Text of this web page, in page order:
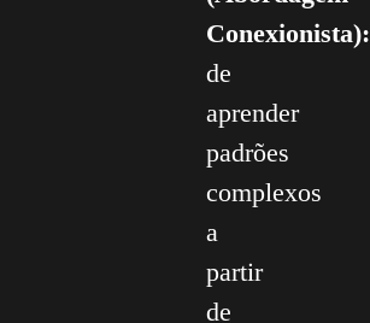
Conexionista):
de
aprender
padrões
complexos
a
partir
de